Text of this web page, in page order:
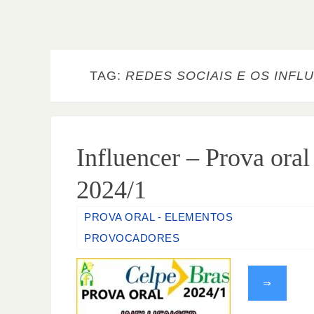
TAG: REDES SOCIAIS E OS
Influencer – Prova oral
2024/1
PROVA ORAL - ELEMENTOS
PROVOCADORES
⇒